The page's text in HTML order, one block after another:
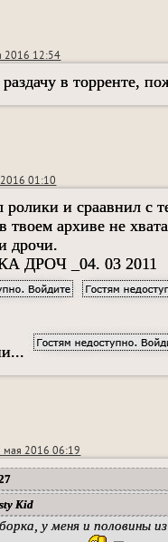
2016 12:54
в торренте,
01:10
ролики и сраавнил с
твоем архиве не
дрочи.
ДРОЧ _04. 03 2011
мая 2016 06:19
Kid
у меня и половины